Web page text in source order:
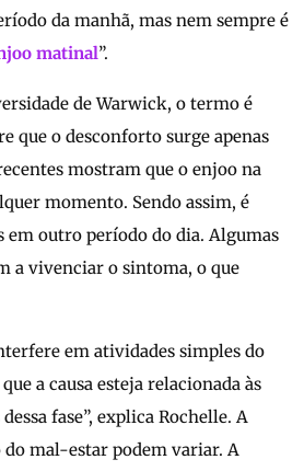
da manhã, mas nem sempre é
matinal”.
de Warwick, o termo é
que o desconforto surge apenas
mostram que o enjoo na
momento. Sendo assim, é
em outro período do dia. Algumas
a vivenciar o sintoma, o que
em atividades simples do
a causa esteja relacionada às
fase”, explica Rochelle. A
do mal-estar podem variar. A